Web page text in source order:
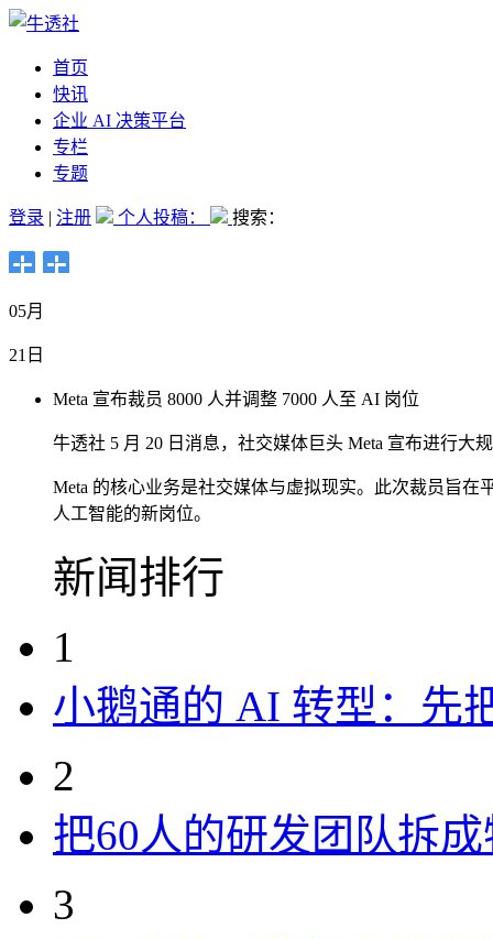
首页
快讯
企业 AI 决策平台
专栏
专题
登录 | 注册 个人投稿： 搜索：
05月
21日
Meta 宣布裁员 8000 人并调整 7000 人至 AI 岗位
牛透社 5 月 20 日消息，社交媒体巨头 Meta 宣布进行大
Meta 的核心业务是社交媒体与虚拟现实。此次裁员旨
人工智能的新岗位。
新闻排行
1
小鹅通的 AI 转型：先
2
把60人的研发团队拆
3